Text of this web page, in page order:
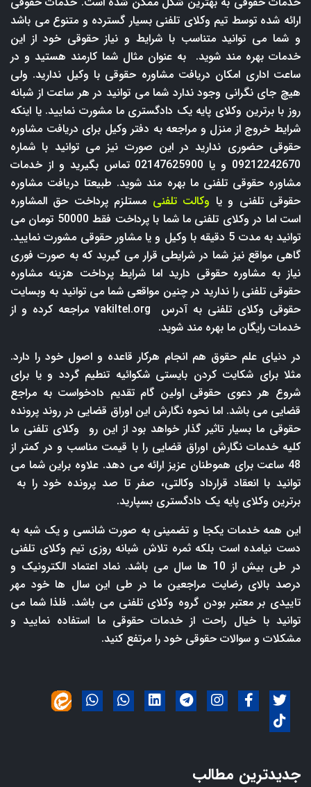
ارائه شده توسط تیم وکلای تلفنی بسیار گسترده و متنوع می باشد
و شما می توانید متناسب با شرایط و نیاز حقوقی خود از این
خدمات بهره مند شوید. به عنوان مثال شما کارمند هستید و در
ساعت اداری امکان دریافت مشاوره حقوقی با وکیل ندارید. ولی
هیچ جای نگرانی وجود ندارد شما می توانید در هر ساعت از شبانه
روز با برترین وکلای پایه یک دادگستری ما مشورت نمایید. یا اینکه
شرایط خروج از منزل و مراجعه به دفتر وکیل برای دریافت مشاوره
حقوقی حضوری ندارید در این صورت نیز می توانید با شماره
09212242670 و یا 02147625900 تماس بگیرید و از خدمات
مشاوره حقوقی تلفنی ما بهره مند شوید. طبیعتا دریافت مشاوره
حقوقی تلفنی و یا وکالت تلفنی مستلزم پرداخت حق المشاوره
است اما در وکلای تلفنی ما شما با پرداخت فقط 50000 تومان می
توانید به مدت 5 دقیقه با وکیل و یا مشاور حقوقی مشورت نمایید.
گاهی مواقع نیز شما در شرایطی قرار می گیرید که به صورت فوری
نیاز به مشاوره حقوقی دارید اما شرایط پرداخت هزینه مشاوره
حقوقی تلفنی را ندارید در چنین مواقعی شما می توانید به وبسایت
حقوقی وکلای تلفنی به آدرس
vakiltel.org مراجعه کرده و از
خدمات رایگان ما بهره مند شوید.
در دنیای علم حقوق هم انجام هرکار قاعده و اصول خود را دارد.
مثلا برای شکایت کردن بایستی شکوائیه تنطیم گردد و یا برای
شروع هر دعوی حقوقی اولین گام تقدیم دادخواست به مراجع
قضایی می باشد. اما نحوه نگارش این اوراق قضایی در روند پرونده
حقوقی ما بسیار تاثیر گذار خواهد بود از این رو وکلای تلفنی ما
کلیه خدمات نگارش اوراق قضایی را با قیمت مناسب و در کمتر از
48 ساعت برای هموطنان عزیز ارائه می دهد. علاوه براین شما می
توانید با انعقاد قرارداد وکالتی، صفر تا صد پرونده خود را به
برترین وکلای پایه یک دادگستری بسپارید.
این همه خدمات یکجا و تضمینی به صورت شانسی و یک شبه به
دست نیامده است بلکه ثمره تلاش شبانه روزی تیم وکلای تلفنی
در طی بیش از 10 ها سال می باشد. نماد اعتماد الکترونیک و
درصد بالای رضایت مراجعین ما در طی این سال ها خود مهر
تاییدی بر معتبر بودن گروه وکلای تلفنی می باشد. فلذا شما می
توانید با خیال راحت از خدمات حقوقی ما استفاده نمایید و
مشکلات و سوالات حقوقی خود را مرتفع کنید.
جدیدترین مطالب